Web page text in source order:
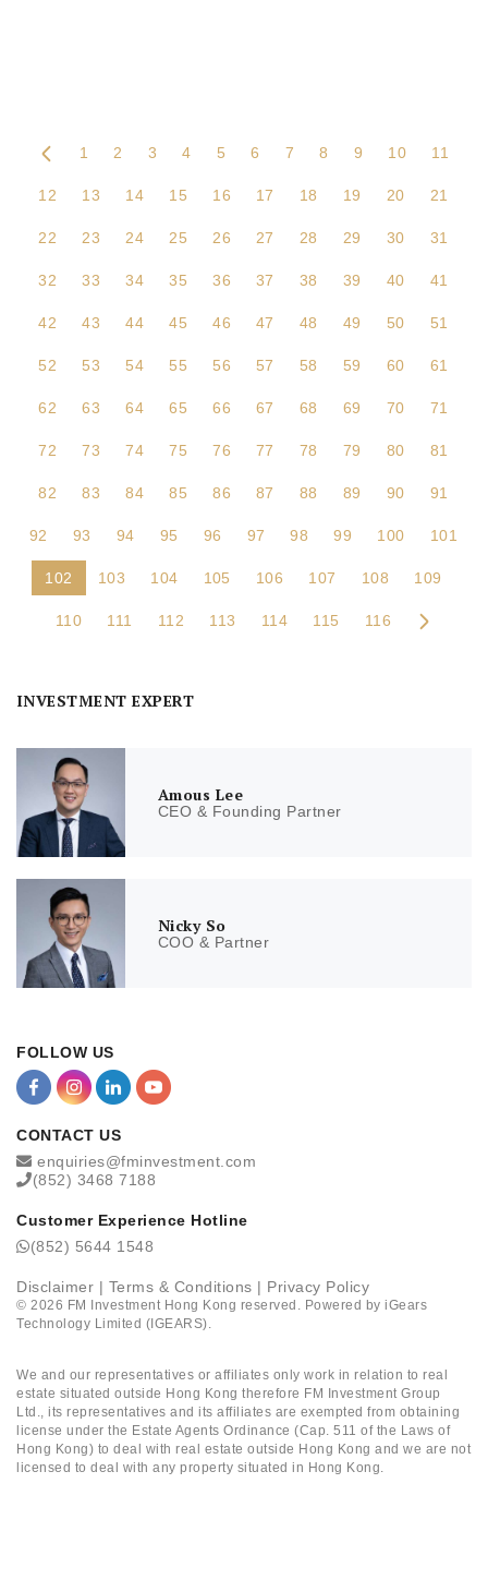
1 2 3 4 5 6 7 8 9 10 11
12 13 14 15 16 17 18 19 20 21
22 23 24 25 26 27 28 29 30 31
32 33 34 35 36 37 38 39 40 41
42 43 44 45 46 47 48 49 50 51
52 53 54 55 56 57 58 59 60 61
62 63 64 65 66 67 68 69 70 71
72 73 74 75 76 77 78 79 80 81
82 83 84 85 86 87 88 89 90 91
92 93 94 95 96 97 98 99 100 101
102 103 104 105 106 107 108 109
110 111 112 113 114 115 116
INVESTMENT EXPERT
Amous Lee
CEO & Founding Partner
Nicky So
COO & Partner
FOLLOW US
CONTACT US
enquiries@fminvestment.com
(852) 3468 7188
Customer Experience Hotline
(852) 5644 1548
Disclaimer | Terms & Conditions | Privacy Policy
© 2026 FM Investment Hong Kong reserved. Powered by iGears
Technology Limited (IGEARS).
We and our representatives or affiliates only work in relation to real
estate situated outside Hong Kong therefore FM Investment Group
Ltd., its representatives and its affiliates are exempted from obtaining
license under the Estate Agents Ordinance (Cap. 511 of the Laws of
Hong Kong) to deal with real estate outside Hong Kong and we are not
licensed to deal with any property situated in Hong Kong.